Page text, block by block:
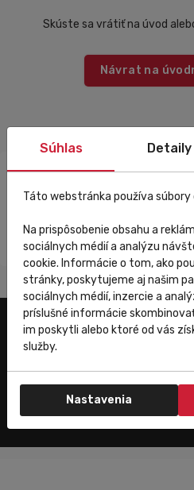
Skúste sa vrátiť na úvod
Návrat na
Užitočné odkazy
E-shop
Trenujeme
Súhlas Detaily
Táto webstránka používa súbory
Na prispôsobenie obsahu a
sociálnych médií a analýzu
cookie. Informácie o tom, ako
stránky, poskytujeme aj našim
sociálnych médií, inzercie a
príslušné informácie
im poskytli alebo ktoré od vás
služby.
Nastavenia